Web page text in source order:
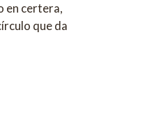
en certera,
que da